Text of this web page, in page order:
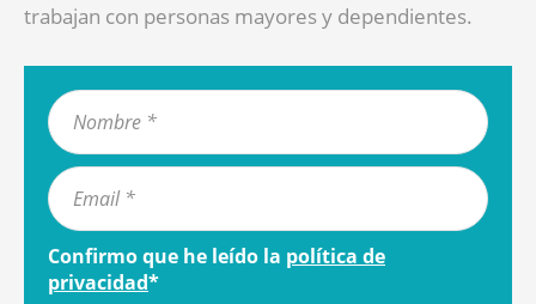
trabajan con personas mayores y dependientes.
Confirmo que he leído la política de
privacidad*